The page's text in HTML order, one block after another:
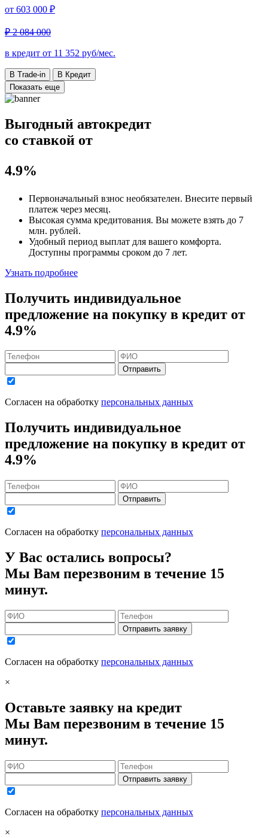
от 603 000 ₽
₽ 2 084 000
в кредит от 11 352 руб/мес.
В Trade-in
В Кредит
Показать еще
Выгодный автокредит
со ставкой от
4.9%
Первоначальный взнос необязателен. Внесите первый
платеж через месяц.
Высокая сумма кредитования. Вы можете взять до 7
млн. рублей.
Удобный период выплат для вашего комфорта.
Доступны программы сроком до 7 лет.
Узнать подробнее
Получить индивидуальное
предложение на покупку в кредит от
4.9%
Отправить
Согласен на обработку персональных данных
Получить индивидуальное
предложение на покупку в кредит от
4.9%
Отправить
Согласен на обработку персональных данных
У Вас остались вопросы?
Мы Вам перезвоним в течение 15
минут.
Отправить заявку
Согласен на обработку персональных данных
×
Оставьте заявку на кредит
Мы Вам перезвоним в течение 15
минут.
Отправить заявку
Согласен на обработку персональных данных
×